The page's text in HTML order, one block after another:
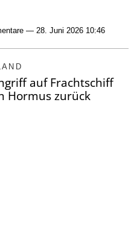
— 28. Juni 2026 10:46
auf Frachtschiff
Hormus zurück